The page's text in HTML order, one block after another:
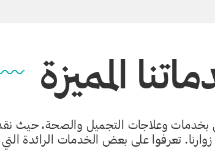
المميزة
بخدمات وعلاجات التجميل والصحة، حيث
زوارنا. تعرفوا على بعض الخدمات الرائدة